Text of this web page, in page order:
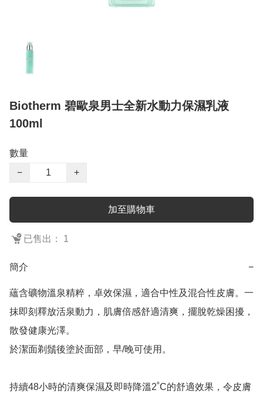
Biotherm 碧歐泉男士全新水動力保濕乳液
100ml
數量
−
+
加至購物車
已售出： 1
簡介 −
蘊含礦物溫泉精粹，卓效保濕，適合中性及混合性皮膚。一
抹即刻釋放活泉動力，肌膚倍感舒適清爽，擺脫乾燥困擾，
散發健康光澤。
於潔面剃鬚後塗於面部，早/晚可使用。
持續48小時的清爽保濕及即時降溫2˚C的舒適效果，令皮膚